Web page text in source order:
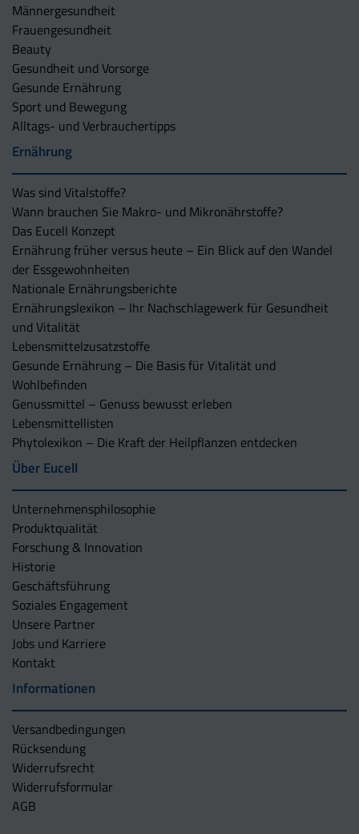
Männergesundheit
Frauengesundheit
Beauty
Gesundheit und Vorsorge
Gesunde Ernährung
Sport und Bewegung
Alltags- und Verbrauchertipps
Ernährung
Was sind Vitalstoffe?
Wann brauchen Sie Makro- und Mikronährstoffe?
Das Eucell Konzept
Ernährung früher versus heute – Ein Blick auf den Wandel
der Essgewohnheiten
Nationale Ernährungsberichte
Ernährungslexikon – Ihr Nachschlagewerk für Gesundheit
und Vitalität
Lebensmittelzusatzstoffe
Gesunde Ernährung – Die Basis für Vitalität und
Wohlbefinden
Genussmittel – Genuss bewusst erleben
Lebensmittellisten
Phytolexikon – Die Kraft der Heilpflanzen entdecken
Über Eucell
Unternehmens­philosophie
Produktqualität
Forschung & Innovation
Historie
Geschäftsführung
Soziales Engagement
Unsere Partner
Jobs und Karriere
Kontakt
Informationen
Versandbedingungen
Rücksendung
Widerrufsrecht
Widerrufsformular
AGB